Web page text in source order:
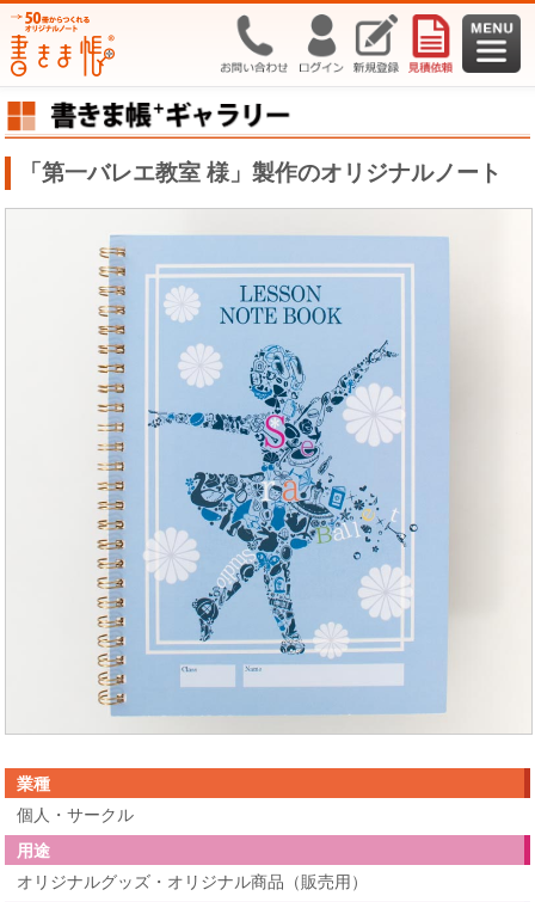
「第一バレエ教室 様」製作のオリジナルノート
業種
個人・サークル
用途
オリジナルグッズ・オリジナル商品（販売用）